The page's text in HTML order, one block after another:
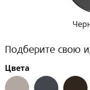
Подберите свою
Цвета